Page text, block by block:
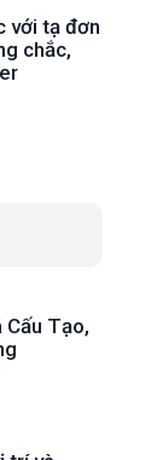
với tạ đơn
chắc,
Tạo,